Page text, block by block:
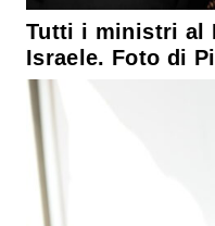
Tutti i ministri al
Israele. Foto di